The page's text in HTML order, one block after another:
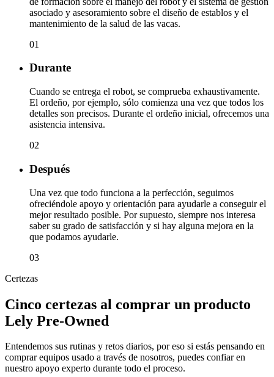
asociado y asesoramiento sobre el diseño de establos y el
mantenimiento de la salud de las vacas.
01
Durante
Cuando se entrega el robot, se comprueba exhaustivamente.
El ordeño, por ejemplo, sólo comienza una vez que todos los
detalles son precisos. Durante el ordeño inicial, ofrecemos una
asistencia intensiva.
02
Después
Una vez que todo funciona a la perfección, seguimos
ofreciéndole apoyo y orientación para ayudarle a conseguir el
mejor resultado posible. Por supuesto, siempre nos interesa
saber su grado de satisfacción y si hay alguna mejora en la
que podamos ayudarle.
03
Certezas
Cinco certezas al comprar un producto
Lely Pre-Owned
Entendemos sus rutinas y retos diarios, por eso si estás pensando en
comprar equipos usado a través de nosotros, puedes confiar en
nuestro apoyo experto durante todo el proceso.